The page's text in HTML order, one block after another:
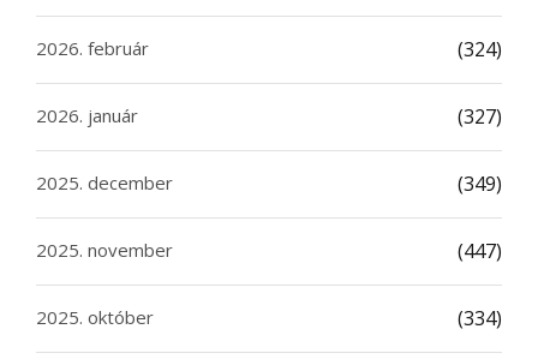
2026. február (324)
2026. január (327)
2025. december (349)
2025. november (447)
2025. október (334)